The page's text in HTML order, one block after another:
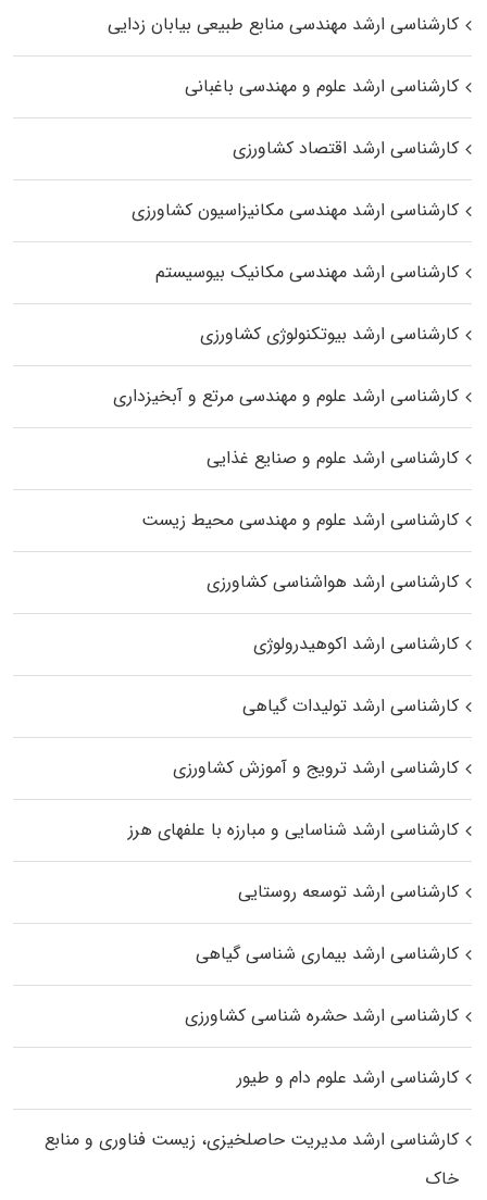
کارشناسی ارشد مهندسی منابع طبیعی بیابان زدایی
کارشناسی ارشد علوم و مهندسی باغبانی
کارشناسی ارشد اقتصاد کشاورزی
کارشناسی ارشد مهندسی مکانیزاسیون کشاورزی
کارشناسی ارشد مهندسی مکانیک بیوسیستم
کارشناسی ارشد بیوتکنولوژی کشاورزی
کارشناسی ارشد علوم و مهندسی مرتع و آبخیزداری
کارشناسی ارشد علوم و صنایع غذایی
کارشناسی ارشد علوم و مهندسی محیط زیست
کارشناسی ارشد هواشناسی کشاورزی
کارشناسی ارشد اکوهیدرولوژی
کارشناسی ارشد تولیدات گیاهی
کارشناسی ارشد ترویج و آموزش کشاورزی
کارشناسی ارشد شناسایی و مبارزه با علفهای هرز
کارشناسی ارشد توسعه روستایی
کارشناسی ارشد بیماری‌ شناسی گیاهی
کارشناسی ارشد حشره‌ شناسی کشاورزی
کارشناسی ارشد علوم دام و طیور
کارشناسی ارشد مدیریت حاصلخیزی، زیست فناوری و منابع
خاک